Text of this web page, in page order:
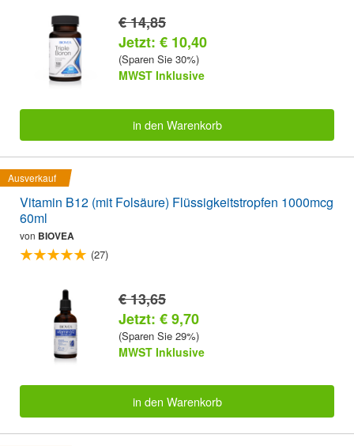
€ 14,85
Jetzt: € 10,40
(Sparen Sie 30%)
MWST Inklusive
in den Warenkorb
Ausverkauf
Vitamin B12 (mit Folsäure) Flüssigkeitstropfen 1000mcg
60ml
von BIOVEA
(27)
€ 13,65
Jetzt: € 9,70
(Sparen Sie 29%)
MWST Inklusive
in den Warenkorb